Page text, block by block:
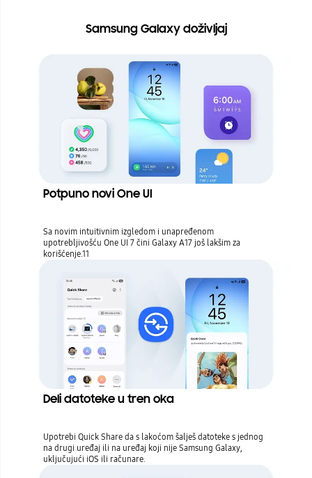
Samsung Galaxy doživljaj
Potpuno novi One UI
Sa novim intuitivnim izgledom i unapređenom
upotrebljivošću One UI 7 čini Galaxy A17 još lakšim za
korišćenje.11
Deli datoteke u tren oka
Upotrebi Quick Share da s lakoćom šalješ datoteke s jednog
na drugi uređaj ili na uređaj koji nije Samsung Galaxy,
uključujući iOS ili računare.